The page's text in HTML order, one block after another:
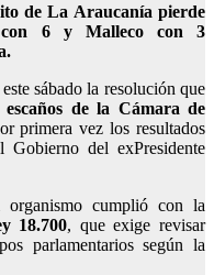
de La Araucanía pierde
con 6 y Malleco con 3
sábado la resolución que
de la Cámara de
primera vez los resultados
Gobierno del exPresidente
cumplió con la
18.700, que exige revisar
parlamentarios según la